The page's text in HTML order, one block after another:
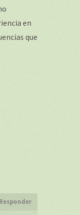
en
que
Responder